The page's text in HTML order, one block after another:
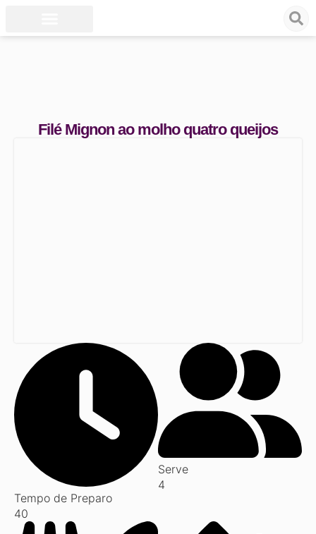
Filé Mignon ao molho quatro queijos
Tempo de Preparo
40
Serve
4